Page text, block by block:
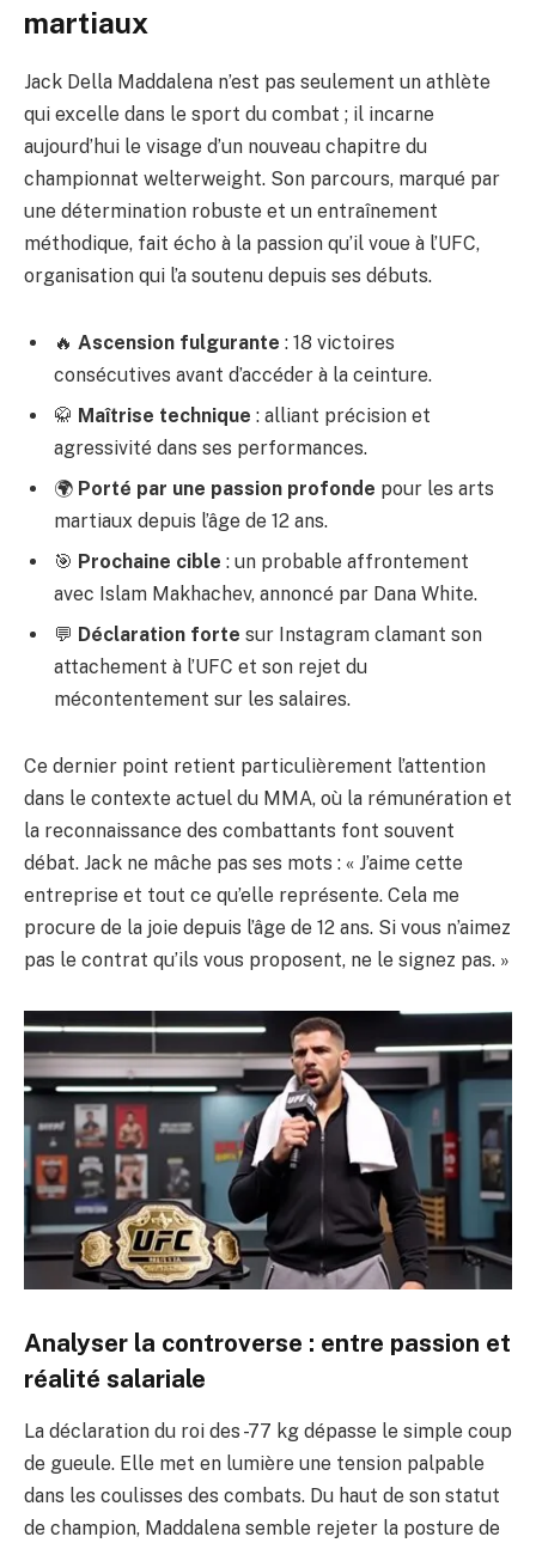
martiaux
Jack Della Maddalena n’est pas seulement un athlète
qui excelle dans le sport du combat ; il incarne
aujourd’hui le visage d’un nouveau chapitre du
championnat welterweight. Son parcours, marqué par
une détermination robuste et un entraînement
méthodique, fait écho à la passion qu’il voue à l’UFC,
organisation qui l’a soutenu depuis ses débuts.
🔥 Ascension fulgurante : 18 victoires
consécutives avant d’accéder à la ceinture.
🥋 Maîtrise technique : alliant précision et
agressivité dans ses performances.
🌍 Porté par une passion profonde pour les arts
martiaux depuis l’âge de 12 ans.
🎯 Prochaine cible : un probable affrontement
avec Islam Makhachev, annoncé par Dana White.
💬 Déclaration forte sur Instagram clamant son
attachement à l’UFC et son rejet du
mécontentement sur les salaires.
Ce dernier point retient particulièrement l’attention
dans le contexte actuel du MMA, où la rémunération et
la reconnaissance des combattants font souvent
débat. Jack ne mâche pas ses mots : « J’aime cette
entreprise et tout ce qu’elle représente. Cela me
procure de la joie depuis l’âge de 12 ans. Si vous n’aimez
pas le contrat qu’ils vous proposent, ne le signez pas. »
Analyser la controverse : entre passion et
réalité salariale
La déclaration du roi des -77 kg dépasse le simple coup
de gueule. Elle met en lumière une tension palpable
dans les coulisses des combats. Du haut de son statut
de champion, Maddalena semble rejeter la posture de